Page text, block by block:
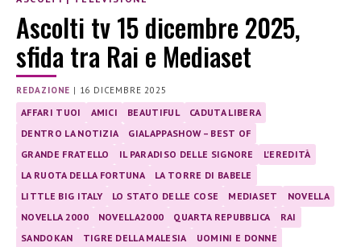
Ascolti tv 15 dicembre 2025,
sfida tra Rai e Mediaset
REDAZIONE | 16 DICEMBRE 2025
AFFARI TUOI AMICI BEAUTIFUL
CADUTA LIBERA
DENTRO LA NOTIZIA
GIALAPPASHOW – BEST OF
GRANDE FRATELLO
IL PARADISO DELLE SIGNORE
L'EREDITÀ
LA RUOTA DELLA FORTUNA
LA TORRE DI BABELE
LITTLE BIG ITALY
LO STATO DELLE COSE MEDIASET
NOVELLA
NOVELLA 2000
NOVELLA2000 QUARTA REPUBBLICA
RAI
SANDOKAN
TIGRE DELLA MALESIA
UOMINI E DONNE